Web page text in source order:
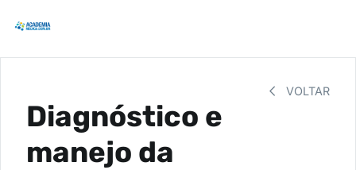
VOLTAR
Diagnóstico e
manejo da